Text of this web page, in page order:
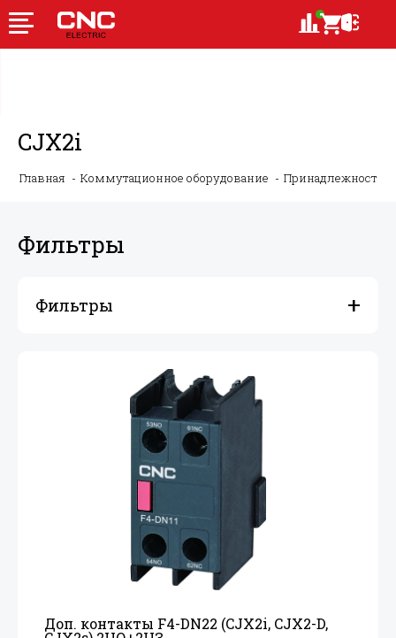
CJX2i
Главная Коммутационное оборудование Принадлежности
Фильтры
Фильтры
Доп. контакты F4-DN22 (CJX2i, CJX2-D,